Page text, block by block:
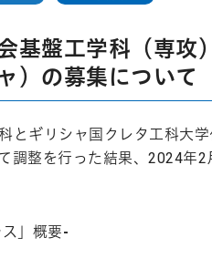
会基盤工学科（専
）の募集について
とギリシャ国クレタ工科大
調整を行った結果、2024年
」概要-